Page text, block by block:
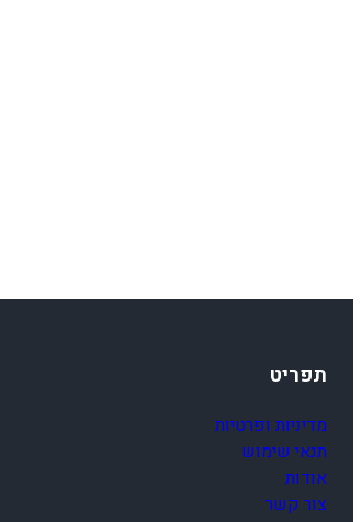
תפריט
מדיניות ופרטיות
תנאי שימוש
אודות
צור קשר